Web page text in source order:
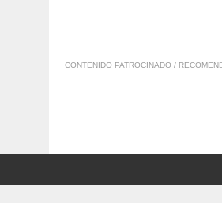
CONTENIDO PATROCINADO /